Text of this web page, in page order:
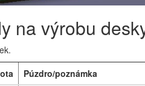
na výrobu
Púzdro/poznámka